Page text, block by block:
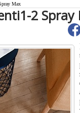
Max
2 Spray